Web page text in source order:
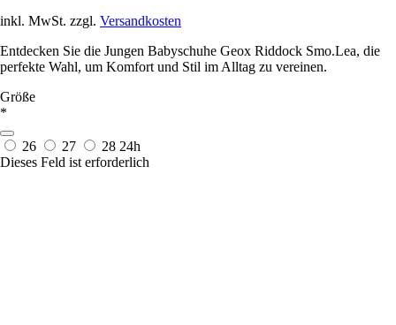
inkl. MwSt. zzgl. Versandkosten
Entdecken Sie die Jungen Babyschuhe Geox Riddock Smo.Lea, die
perfekte Wahl, um Komfort und Stil im Alltag zu vereinen.
Größe
*
26 27 28 24h
Dieses Feld ist erforderlich